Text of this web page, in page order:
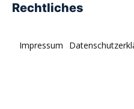
Rechtliches
Impressum